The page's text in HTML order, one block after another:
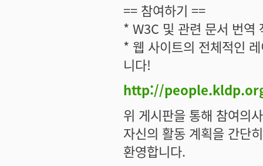
== 참여하기 ==
* W3C 및 관련 문서 번역
* 웹 사이트의 전체적인
니다!
http://
위 게시판을 통해 참여의
자신의 활동 계획을 간단
환영합니다.